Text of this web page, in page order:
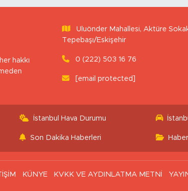
hakkı
Uluönder Mahallesi, Aktüre
Tepebaşı/Eskişehir
0 (222) 503 16 76
[email protected]
İstanbul Hava Durumu
Son Dakika Haberleri
KÜNYE KVKK VE AYDINLATMA METNİ